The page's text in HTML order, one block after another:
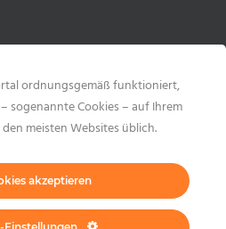
ordnungsgemäß funktioniert,
sogenannte Cookies – auf Ihrem
meisten Websites üblich.
akzeptieren